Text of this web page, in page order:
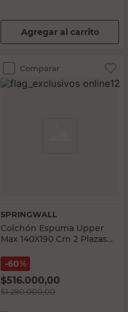
Agregar al carrito
Comparar
SPRINGWALL
Colchón Espuma Upper
Max 140X190 Cm 2 Plazas
60%
$516.000,00
$1.290.000,00